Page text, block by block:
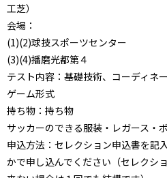
工芝）
会場：
(1)(2)球技スポーツセンター
(3)(4)播磨光都第４
テスト内容：基礎技術、コーディネ
ゲーム形式
持ち物：持ち物
サッカーのできる服装・レガース・
申込方法：セレクション申込書を記
かで申し込んでください（セレクシ